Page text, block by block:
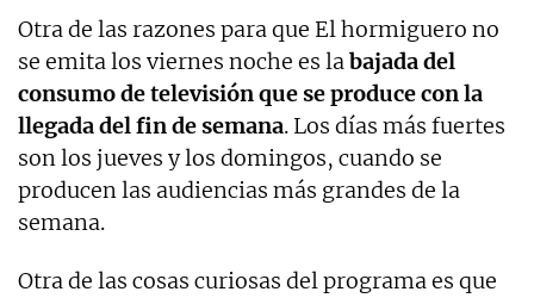
Otra de las razones para que El hormiguero no
se emita los viernes noche es labajada del
consumo de televisión que se produce con la
llegada del fin de semana. Los días más fuertes
son los jueves y los domingos, cuando se
producen las audiencias más grandes de la
semana.
Otra de las cosas curiosas del programa es que